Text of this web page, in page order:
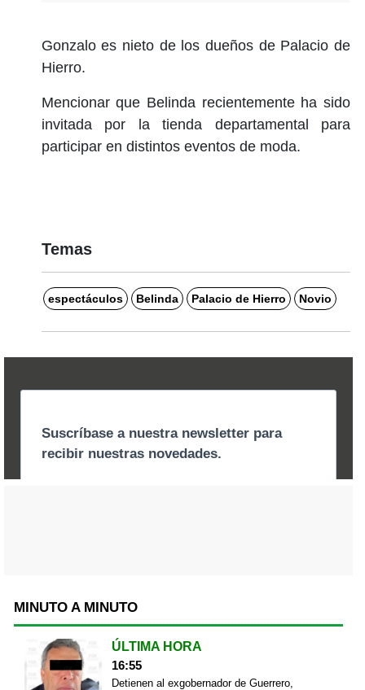
Gonzalo es nieto de los dueños de Palacio de
Hierro.
Mencionar que Belinda recientemente ha sido
invitada por la tienda departamental para
participar en distintos eventos de moda.
Temas
espectáculos Belinda Palacio de Hierro Novio
MINUTO A MINUTO
ÚLTIMA HORA
16:55
Detienen al exgobernador de Guerrero,